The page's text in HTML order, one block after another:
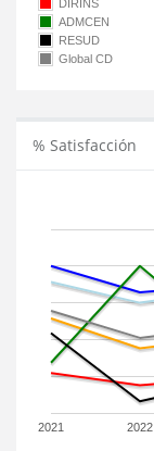
DIRINS
ADMCEN
RESUD
Global CD
% Satisfacción
2021 2022